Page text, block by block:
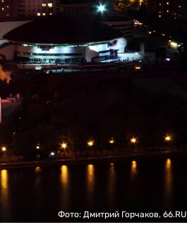
Фото: Дмитрий Горчаков, 66.RU